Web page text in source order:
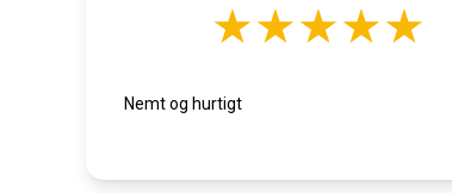
Nemt og hurtigt